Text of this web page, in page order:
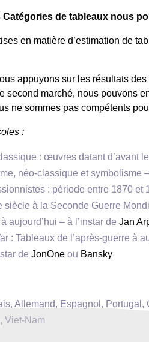
Catégories de tableaux nous
en matière d’estimation de
appuyons sur les résultats
second marché, nous
ne sommes pas compétents
:
: œuvres datant d’avant
néo-classique et symbolisme
: période entre 1870 et
siècle à la Seconde Guerre
aujourd’hui – à l’instar deJan
: Tableaux de l’après-guerre à
deJonOne ou Bansky
Allemand, Espagnol,
Viet-Nam